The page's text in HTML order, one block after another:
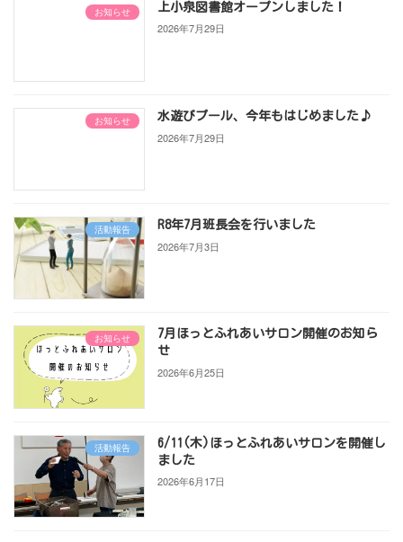
お知らせ 上小泉図書館オープンしました！
2026年7月29日
お知らせ 水遊びプール、今年もはじめました♪
2026年7月29日
活動報告 R8年7月班長会を行いました
2026年7月3日
お知らせ
7月ほっとふれあいサロン開催のお知ら
せ
2026年6月25日
活動報告
6/11(木)ほっとふれあいサロンを開催し
ました
2026年6月17日